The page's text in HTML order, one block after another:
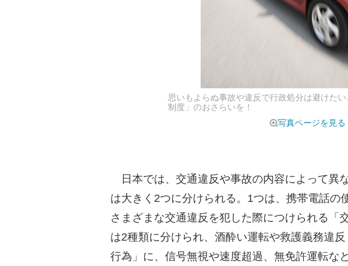
思いもよらぬ事故や違反で行政処分は避けた
制度」のおさらいを！
写真ページを見る
日本では、交通違反や事故の内容によって異
は大きく2つに分けられる。1つは、携帯電話の
さまざまな交通違反を犯した際につけられる「
は2種類に分けられ、酒酔い運転や救護義務違
行為」に、信号無視や速度超過、無免許運転な